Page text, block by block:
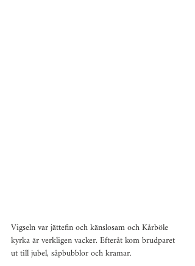
Vigseln var jättefin och känslosam och Kårböle
kyrka är verkligen vacker. Efteråt kom brudparet
ut till jubel, såpbubblor och kramar.